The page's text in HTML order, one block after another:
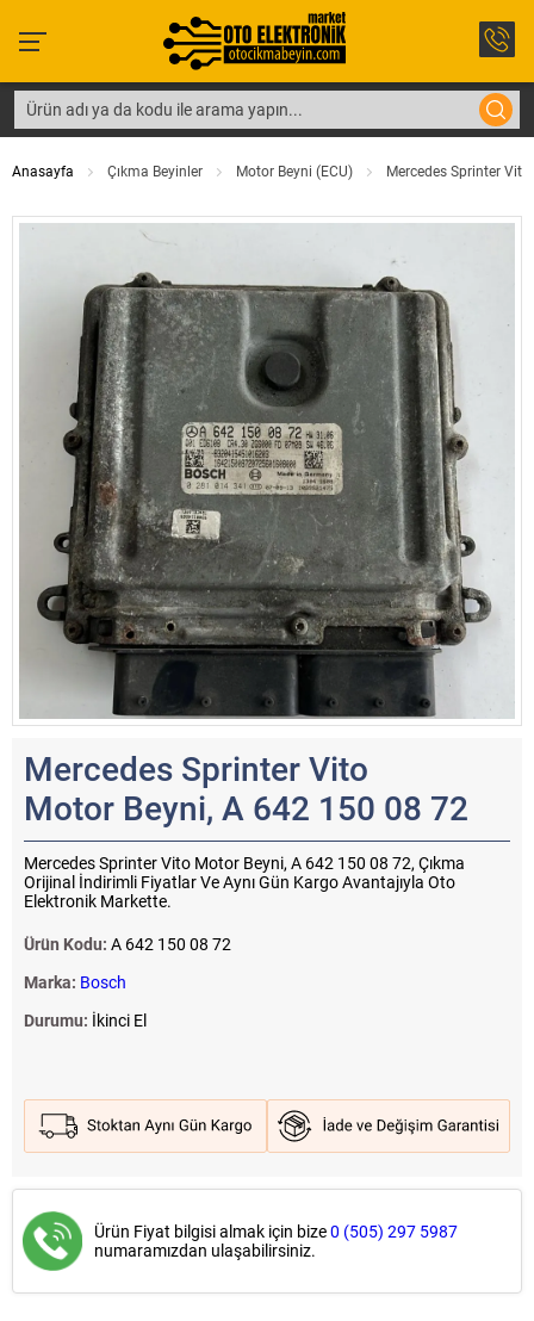
Anasayfa Çıkma Beyinler Motor Beyni (ECU) Mercedes Sprinter
Mercedes Sprinter Vito
Motor Beyni, A 642 150 08 72
Mercedes Sprinter Vito Motor Beyni, A 642 150 08 72, Çıkma
Orijinal İndirimli Fiyatlar Ve Aynı Gün Kargo Avantajıyla Oto
Elektronik Markette.
Ürün Kodu: A 642 150 08 72
Marka: Bosch
Durumu: İkinci El
Ürün Fiyat bilgisi almak için bize0 (505) 297 5987
numaramızdan ulaşabilirsiniz.